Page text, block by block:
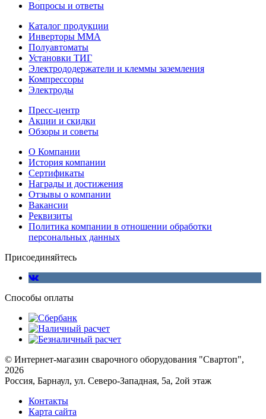
Вопросы и ответы
Каталог продукции
Инверторы ММА
Полуавтоматы
Установки ТИГ
Электрододержатели и клеммы заземления
Компрессоры
Электроды
Пресс-центр
Акции и скидки
Обзоры и советы
О Компании
История компании
Сертификаты
Награды и достижения
Отзывы о компании
Вакансии
Реквизиты
Политика компании в отношении обработки
персональных данных
Присоединяйтесь
Способы оплаты
© Интернет-магазин сварочного оборудования "Свартоп",
2026
Россия, Барнаул, ул. Северо-Западная, 5а, 2ой этаж
Контакты
Карта сайта